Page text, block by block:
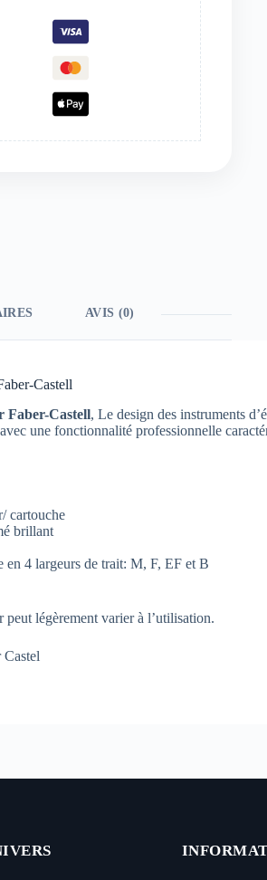
AVIS (0)
Castell
Faber-Castell, Le design des instruments
une fonctionnalité professionnelle
cartouche
brillant
4 largeurs de trait: M, F, EF et B
légèrement varier à l’utilisation.
Castel